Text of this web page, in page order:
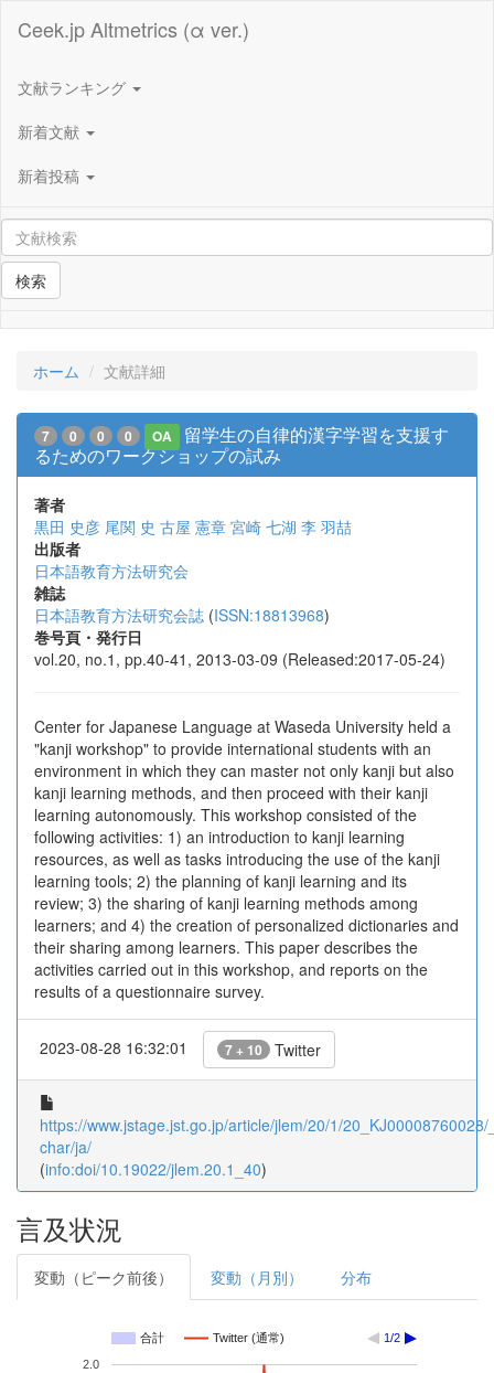
Ceek.jp Altmetrics (α ver.)
文献ランキング
新着文献
新着投稿
検索
ホーム 文献詳細
7 0 0 0 OA
留学生の自律的漢字学習を支援す
るためのワークショップの試み
著者
黒田 史彦 尾関 史 古屋 憲章 宮崎 七湖 李 羽喆
出版者
日本語教育方法研究会
雑誌
日本語教育方法研究会誌 (ISSN:18813968)
巻号頁・発行日
vol.20, no.1, pp.40-41, 2013-03-09 (Released:2017-05-24)
Center for Japanese Language at Waseda University held a
"kanji workshop" to provide international students with an
environment in which they can master not only kanji but also
kanji learning methods, and then proceed with their kanji
learning autonomously. This workshop consisted of the
following activities: 1) an introduction to kanji learning
resources, as well as tasks introducing the use of the kanji
learning tools; 2) the planning of kanji learning and its
review; 3) the sharing of kanji learning methods among
learners; and 4) the creation of personalized dictionaries and
their sharing among learners. This paper describes the
activities carried out in this workshop, and reports on the
results of a questionnaire survey.
2023-08-28 16:32:01 7 + 10 Twitter
https://www.jstage.jst.go.jp/article/jlem/20/1/20_KJ00008760028/
char/ja/
(info:doi/10.19022/jlem.20.1_40)
言及状況
変動（ピーク前後） 変動（月別） 分布
合計 Twitter (通常) 1/2
2.0